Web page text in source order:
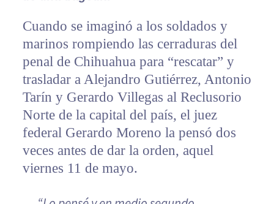
Cuando se imaginó a los soldados y
marinos rompiendo las cerraduras del
penal de Chihuahua para “rescatar” y
trasladar a Alejandro Gutiérrez, Antonio
Tarín y Gerardo Villegas al Reclusorio
Norte de la capital del país, el juez
federal Gerardo Moreno la pensó dos
veces antes de dar la orden, aquel
viernes 11 de mayo.